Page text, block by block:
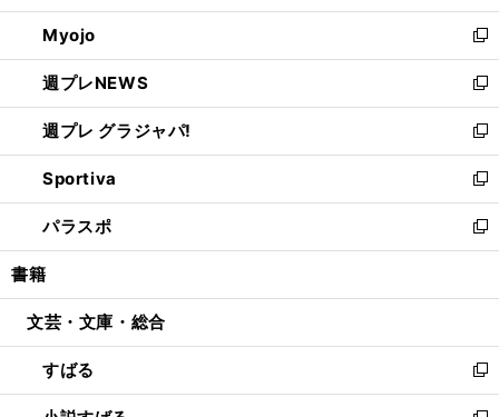
開
く
ウ
で
開
く
ン
ド
ウ
で
開
く
ウ
ィ
ン
ド
ウ
で
開
く
Myojo
新
し
い
ウ
ィ
ン
ド
ウ
で
開
週プレNEWS
新
し
い
ウ
ィ
ン
ド
ウ
開
週プレ グラジャパ!
新
し
い
ウ
ィ
ン
ウ
開
く
Sportiva
新
し
い
ウ
ン
ウ
で
開
パラスポ
新
し
ウ
ン
ド
ウ
書籍
文芸・文庫・総合
すばる
新
し